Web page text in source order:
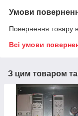
Умови
Повернення товару
Всі умови
З цим товаром